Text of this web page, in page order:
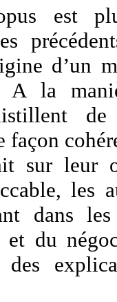
est
d’un
A la
façon
sur leur
les
dans
et du
des